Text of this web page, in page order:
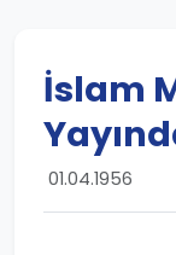
İslam
01.04.1956